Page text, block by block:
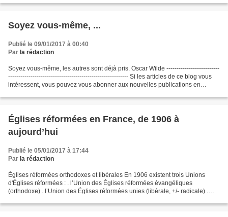
Soyez vous-même, ...
Publié le 09/01/2017 à 00:40
Par la rédaction
Soyez vous-même, les autres sont déjà pris. Oscar Wilde --------------------------
----------------------------------------------------------- Si les articles de ce blog vous
intéressent, vous pouvez vous abonner aux nouvelles publications en
Églises réformées en France, de 1906 à
aujourd’hui
Publié le 05/01/2017 à 17:44
Par la rédaction
Églises réformées orthodoxes et libérales En 1906 existent trois Unions
d'Églises réformées : . l’Union des Églises réformées évangéliques
(orthodoxe) . l’Union des Églises réformées unies (libérale, +/- radicale) .